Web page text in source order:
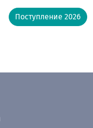
Поступление 2026